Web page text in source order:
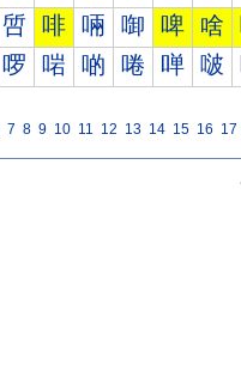
啠 啡 啢 啣 啤 啥
啰 啱 啲 啳 啴 啵
7 8 9 10 11 12 13 14 15 16 17